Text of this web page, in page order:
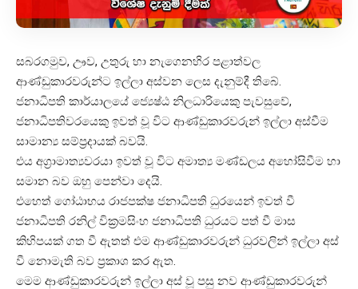
සබරගමුව, ඌව, උතුරු හා නැගෙනහිර පළාත්වල
ආණ්ඩුකාරවරුන්ට ඉල්ලා අස්වන ලෙස දැනුම්දී තිබේ.
ජනාධිපති කාර්යාලයේ ජ්‍යෙෂ්ඨ නිලධාරියෙකු පැවසුවේ,
ජනාධිපතිවරයෙකු ඉවත් වූ විට ආණ්ඩුකාරවරුන් ඉල්ලා අස්වීම
සාමාන්‍ය සම්ප්‍රදායක් බවයි.
එය අග්‍රාමාත්‍යවරයා ඉවත් වූ විට අමාත්‍ය මණ්ඩලය අහෝසිවීම හා
සමාන බව ඔහු පෙන්වා දෙයි.
එහෙත් ගෝඨාභය රාජපක්ෂ ජනාධිපති ධුරයෙන් ඉවත් වී
ජනාධිපති රනිල් වික්‍රමසිංහ ජනාධිපති ධුරයට පත් වී මාස
කිහිපයක් ගත වී ඇතත් එම ආණ්ඩුකාරවරුන් ධුරවලින් ඉල්ලා අස්
වී නොමැති බව ප්‍රකාශ කර ඇත.
මෙම ආණ්ඩුකාරවරුන් ඉල්ලා අස් වූ පසු නව ආණ්ඩුකාරවරුන්